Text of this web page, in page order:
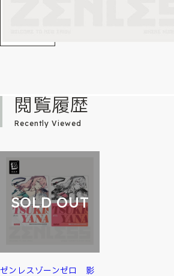
閲覧履歴
Recently Viewed
SOLD OUT
ゼンレスゾーンゼロ 影